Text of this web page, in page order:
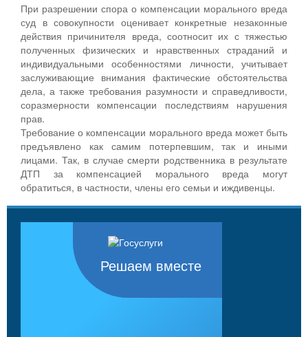
При разрешении спора о компенсации морального вреда
суд в совокупности оценивает конкретные незаконные
действия причинителя вреда, соотносит их с тяжестью
полученных физических и нравственных страданий и
индивидуальными особенностями личности, учитывает
заслуживающие внимания фактические обстоятельства
дела, а также требования разумности и справедливости,
соразмерности компенсации последствиям нарушения
прав.
Требование о компенсации морального вреда может быть
предъявлено как самим потерпевшим, так и иными
лицами. Так, в случае смерти родственника в результате
ДТП за компенсацией морального вреда могут
обратиться, в частности, члены его семьи и иждивенцы.
Решаем вместе